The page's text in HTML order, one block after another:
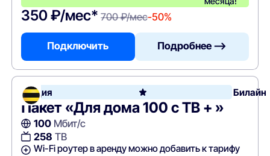
350 ₽/мес* 700 ₽/мес-50%
Подключить Подробнее —>
Акция Билайн
Пакет «Для дома 100 с ТВ + »
100Мбит/с
258 ТВ
Wi-Fi роутер в аренду можно добавить к тарифу